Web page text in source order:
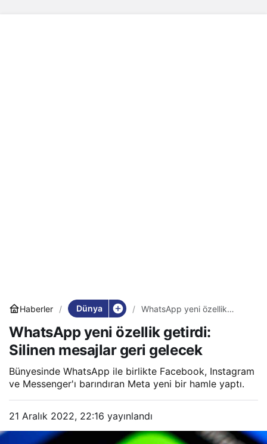
Haberler Dünya
WhatsApp yeni özellik
gelecek
WhatsApp yeni özellik getirdi:
Silinen mesajlar geri gelecek
Bünyesinde WhatsApp ile birlikte Facebook, Instagram
ve Messenger'ı barındıran Meta yeni bir hamle yaptı.
21 Aralık 2022, 22:16 yayınlandı